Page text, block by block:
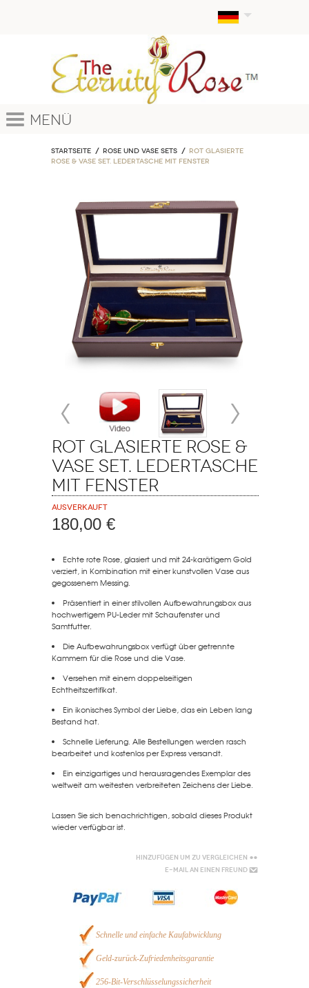
Menü
Startseite ROSE und VASE SETS
Rot glasierte
Rose & Vase Set. Ledertasche mit Fenster
Rot glasierte Rose &
Vase Set. Ledertasche
mit Fenster
Ausverkauft
180,00 €
Echte rote Rose, glasiert und mit 24-karätigem Gold
verziert, in Kombination mit einer kunstvollen Vase aus
gegossenem Messing.
Präsentiert in einer stilvollen Aufbewahrungsbox aus
hochwertigem PU-Leder mit Schaufenster und
Samtfutter.
Die Aufbewahrungsbox verfügt über getrennte
Kammern für die Rose und die Vase.
Versehen mit einem doppelseitigen
Echtheitszertifikat.
Ein ikonisches Symbol der Liebe, das ein Leben lang
Bestand hat.
Schnelle Lieferung. Alle Bestellungen werden rasch
bearbeitet und kostenlos per Express versandt.
Ein einzigartiges und herausragendes Exemplar des
weltweit am weitesten verbreiteten Zeichens der Liebe.
Lassen Sie sich benachrichtigen, sobald dieses Produkt
wieder verfügbar ist.
Hinzufügen um zu vergleichen
E-Mail an einen Freund
Schnelle und einfache Kaufabwicklung
Geld-zurück-Zufriedenheitsgarantie
256-Bit-Verschlüsselungssicherheit